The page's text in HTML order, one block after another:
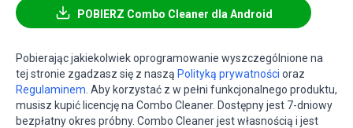
POBIERZ Combo Cleaner dla Android
Pobierając jakiekolwiek oprogramowanie wyszczególnione na
tej stronie zgadzasz się z naszą Polityką prywatności oraz
Regulaminem . Aby korzystać z w pełni funkcjonalnego produktu,
musisz kupić licencję na Combo Cleaner. Dostępny jest 7-dniowy
bezpłatny okres próbny. Combo Cleaner jest własnością i jest